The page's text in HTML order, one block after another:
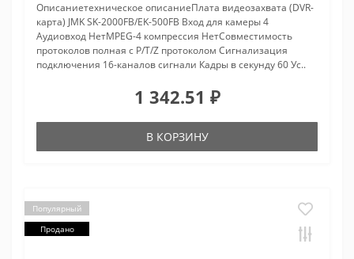
Описаниетехническое описаниеПлата видеозахвата (DVR-
карта) JMK SK-2000FB/EK-500FB Вход для камеры 4
Аудиовход НетMPEG-4 компрессия НетСовместимость
протоколов полная с P/T/Z протоколом Сигнализация
подключения 16-каналов сигнали Кадры в секунду 60 Ус..
1 342.51 ₽
В КОРЗИНУ
Популярный
Продано